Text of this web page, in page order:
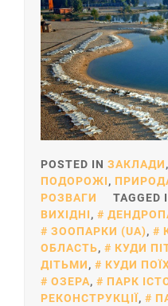
POSTED IN ЗАКЛАДИ,
ПОДОРОЖІ,
РОЗВАГИ
TAGGED
ВИХІДНІ,
ЗООПАРКИ (UA),
ОБЛАСТЬ, КУДИ
ДІТЬМИ, КУДИ
ОЗЕРА,
ПАРК
РЕКОНСТРУКЦІЇ,